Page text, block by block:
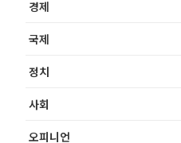
경제
국제
정치
사회
오피니언